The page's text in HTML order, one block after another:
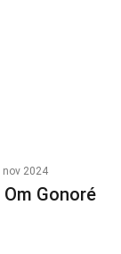
nov 2024
Gonoré